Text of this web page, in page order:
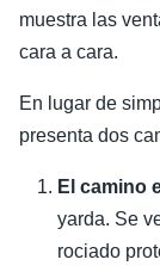
muestra las
cara a cara.
En lugar de
presenta dos
El camino
yarda. Se
rociado